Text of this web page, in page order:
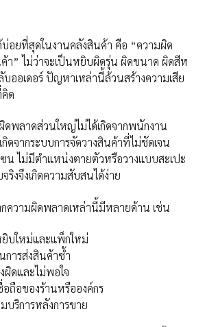
ยที่สุดในงานคลังสินค้า คือ “ความผิด
า” ไม่ว่าจะเป็นหยิบผิดรุ่น ผิดขนาด ผิดสีห
ออเดอร์ ปัญหาเหล่านี้ล้วนสร้างความเสีย
ด
ดพลาดส่วนใหญ่ไม่ได้เกิดจากพนักงาน
ดจากระบบการจัดวางสินค้าที่ไม่ชัดเจน
ไม่มีตำแหน่งตายตัวหรือวางแบบสะเปะ
ริงจึงเกิดความสับสนได้ง่าย
ความผิดพลาดเหล่านี้มีหลายด้าน เช่น
ยิบใหม่และแพ็กใหม่
การส่งสินค้าซ้ำ
ผิดและไม่พอใจ
อถือของร้านหรือองค์กร
บริการหลังการขาย